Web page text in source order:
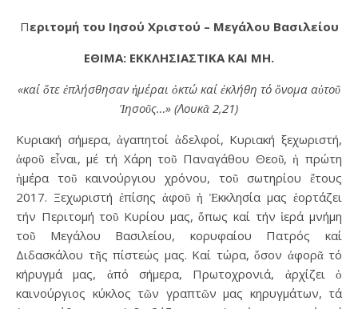
Περιτομή του Ιησού Χριστού – Μεγάλου Βασιλείου
ΕΘΙΜΑ: ΕΚΚΛΗΣΙΑΣΤΙΚΑ ΚΑΙ ΜΗ.
«καί ὅτε ἐπλήσθησαν ἡμέραι ὀκτώ καί ἐκλήθη τό ὄνομα αὐτοῦ
Ἰησοῦς…» (Λουκᾶ 2,21)
Κυριακή σήμερα, ἀγαπητοί ἀδελφοί, Κυριακή ξεχωριστή,
ἀφοῦ εἶναι, μέ τή Χάρη τοῦ Παναγάθου Θεοῦ, ἡ πρώτη
ἡμέρα τοῦ καινούργιου χρόνου, τοῦ σωτηρίου ἔτους
2017. Ξεχωριστή ἐπίσης ἀφοῦ ἡ Ἐκκλησία μας ἑορτάζει
τήν Περιτομή τοῦ Κυρίου μας, ὅπως καί τήν ἱερά μνήμη
τοῦ Μεγάλου Βασιλείου, κορυφαίου Πατρός καί
Διδασκάλου τῆς πίστεώς μας. Καί τώρα, ὅσον ἀφορᾶ τό
κήρυγμά μας, ἀπό σήμερα, Πρωτοχρονιά, ἀρχίζει ὁ
καινούργιος κύκλος τῶν γραπτῶν μας κηρυγμάτων, τά